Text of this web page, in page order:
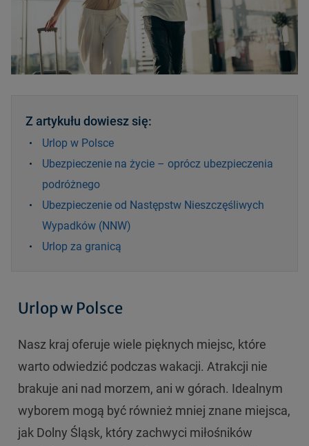
Z artykułu dowiesz się:
Urlop w Polsce
Ubezpieczenie na życie – oprócz ubezpieczenia
podróżnego
Ubezpieczenie od Następstw Nieszczęśliwych
Wypadków (NNW)
Urlop za granicą
Urlop w Polsce
Nasz kraj oferuje wiele pięknych miejsc, które
warto odwiedzić podczas wakacji. Atrakcji nie
brakuje ani nad morzem, ani w górach. Idealnym
wyborem mogą być również mniej znane miejsca,
jak Dolny Śląsk, który zachwyci miłośników